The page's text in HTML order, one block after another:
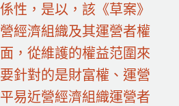
性，是以，該《草案》
經濟組織及其運營者權
，從維護的權益范圍來
針對的是財富權、運營
易近營經濟組織運營者